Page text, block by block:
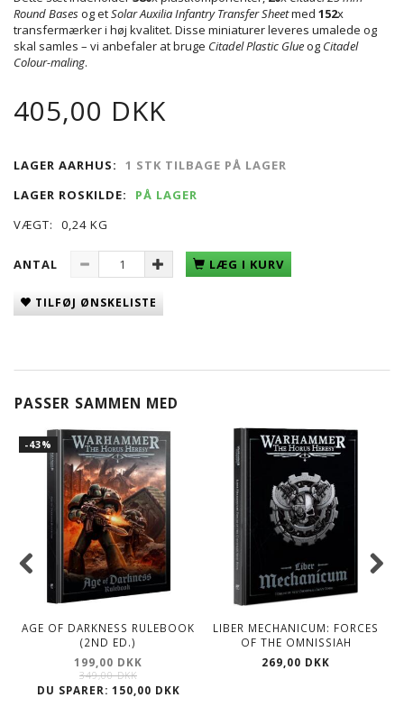
Round Basesog etSolar Auxilia Infantry Transfer Sheetmed 152x
transfermærker i høj kvalitet. Disse miniaturer leveres umalede og
skal samles – vi anbefaler at bruge Citadel Plastic Glueog Citadel
Colour-maling.
405,00 DKK
LAGER AARHUS:
1 STK TILBAGE PÅ LAGER
LAGER ROSKILDE:
PÅ LAGER
VÆGT:
0,24 KG
ANTAL LÆG I KURV
TILFØJ ØNSKELISTE
PASSER SAMMEN MED
-43%
AGE OF DARKNESS RULEBOOK
(2ND ED.)
199,00 DKK
349,00 DKK
DU SPARER: 150,00 DKK
LIBER MECHANICUM: FORCES
OF THE OMNISSIAH
269,00 DKK